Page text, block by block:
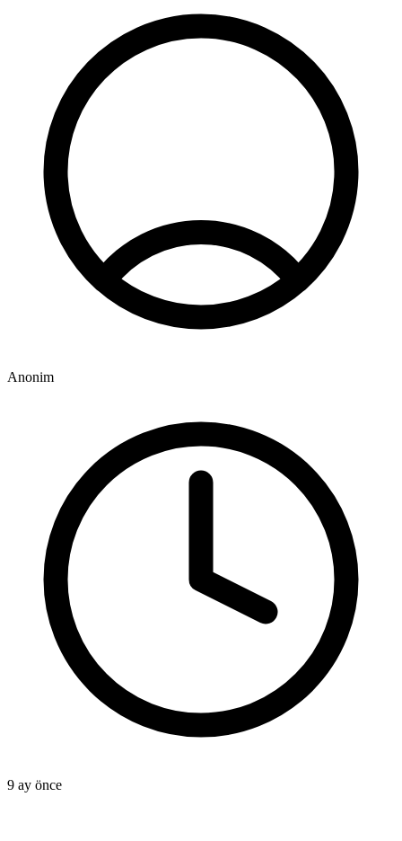
Anonim
9 ay önce